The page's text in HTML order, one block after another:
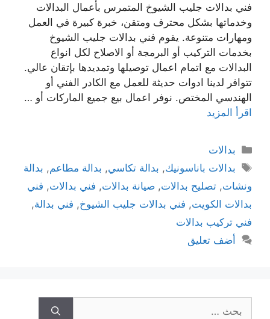
فني بدالات جليب الشيوخ المتمرس بأعمال البدالات
وخدماتها بشكل محترف ومتقن، خبرة كبيرة في العمل
ومهارات متنوعة. يقوم فني بدالات جليب الشيوخ
بخدمات التركيب أو البرمجة أو الاصلاح لكل انواع
البدالات مع اتمام اعمال توصيلها وتمديدها بإتقان عالي.
تتوافر لدينا ادوات حديثة للعمل مع الكادر الفني أو
الهندسي المختص. نوفر اعمال بيع جميع الماركات أو …
اقرأ المزيد
بدالات
بدالات باناسونيك, بدالة تكاسي, بدالة مطاعم, بدالة
ونشات, تصليح بدالات, صيانة بدالات, فني بدالات, فني
بدالات الكويت, فني بدالات جليب الشيوخ, فني بدالة,
فني تركيب بدالات
أضف تعليق